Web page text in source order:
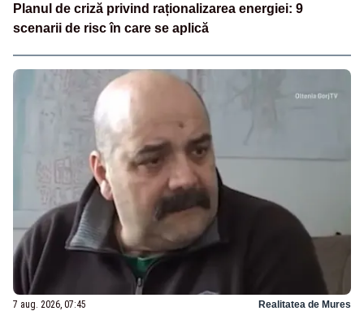
Planul de criză privind raționalizarea energiei: 9
scenarii de risc în care se aplică
7 aug. 2026, 07:45 Realitatea de Mures